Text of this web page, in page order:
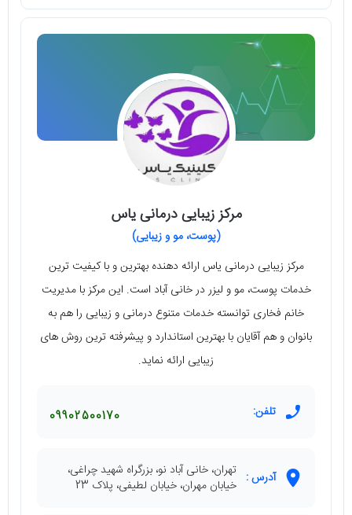
مرکز زیبایی درمانی یاس
(پوست، مو و زیبایی)
مرکز زیبایی درمانی یاس ارائه دهنده بهترین و با کیفیت ترین
خدمات پوست، مو و لیزر در خانی آباد است. این مرکز با مدیریت
خانم فخاری توانسته خدمات متنوع درمانی و زیبایی را هم به
بانوان و هم آقایان با بهترین استاندارد و پیشرفته ترین روش های
زیبایی ارائه نماید.
تلفن: 09902500170
آدرس : تهران، خانی آباد نو، بزرگراه شهید چراغی،
خیابان مهران، خیابان لطیفی، پلاک 23